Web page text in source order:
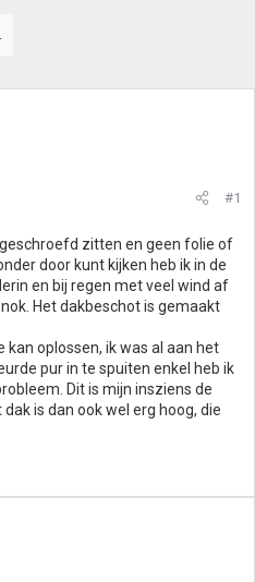
#1
zitten en geen folie of
door kunt kijken heb ik in de
en bij regen met veel wind af
Het dakbeschot is gemaakt
kan oplossen, ik was al aan het
pur in te spuiten enkel heb ik
Dit is mijn insziens de
is dan ook wel erg hoog, die